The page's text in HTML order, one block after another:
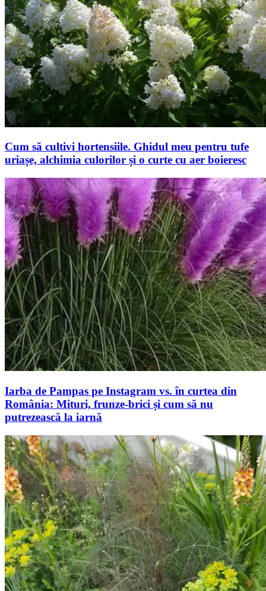
Cum să cultivi hortensiile. Ghidul meu pentru tufe
uriașe, alchimia culorilor și o curte cu aer boieresc
Iarba de Pampas pe Instagram vs. în curtea din
România: Mituri, frunze-brici și cum să nu
putrezească la iarnă